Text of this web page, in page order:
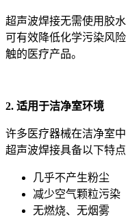
超声波焊接无需使用胶
可有效降低化学污染风
触的医疗产品。
2. 适用于洁净室环境
许多医疗器械在洁净室
超声波焊接具备以下特点
几乎不产生粉尘
减少空气颗粒污染
无燃烧、无烟雾